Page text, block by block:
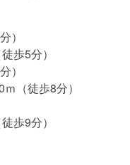
）
歩5分）
）
（徒歩8分）
歩9分）